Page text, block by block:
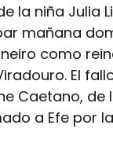
la niña Julia
mañana
como
El
Caetano, de
a Efe por